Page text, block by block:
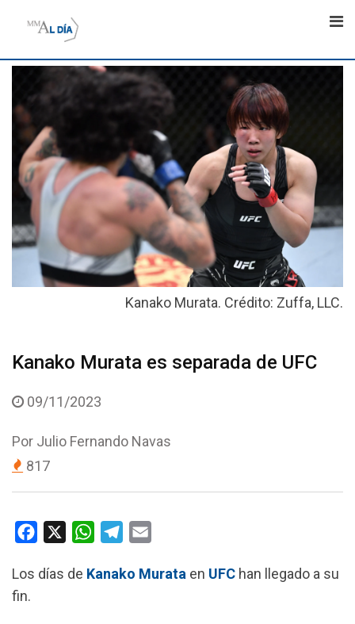
Kanako Murata. Crédito: Zuffa, LLC.
Kanako Murata es separada de UFC
09/11/2023
Por Julio Fernando Navas
817
c
W
a
l
a
Los días de Kanako Murata en UFC han llegado a su
fin.